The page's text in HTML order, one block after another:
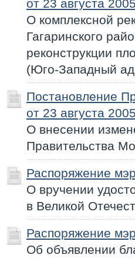
от 23 августа
О комплексной
Гагаринского
реконструкции
(Юго-Западный
Постановление
от 23 августа
О внесении
Правительства
Распоряжение
О вручении
в Великой
Распоряжение
Об объявлении